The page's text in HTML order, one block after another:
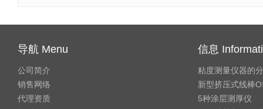
导航 Menu
公司简介
销售网络
代理资质
信息
粘度测量仪器的
新型挤压式线棒
5种涂层测厚仪